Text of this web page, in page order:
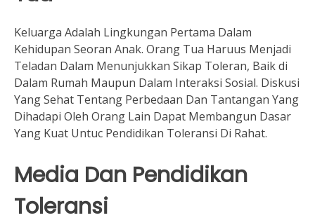
Keluarga Adalah Lingkungan Pertama Dalam
Kehidupan Seoran Anak. Orang Tua Haruus Menjadi
Teladan Dalam Menunjukkan Sikap Toleran, Baik di
Dalam Rumah Maupun Dalam Interaksi Sosial. Diskusi
Yang Sehat Tentang Perbedaan Dan Tantangan Yang
Dihadapi Oleh Orang Lain Dapat Membangun Dasar
Yang Kuat Untuc Pendidikan Toleransi Di Rahat.
Media Dan Pendidikan
Toleransi